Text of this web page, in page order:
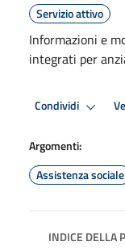
Servizio attivo
Informazioni e
integrati per
Condividi
Argomenti:
Assistenza sociale
INDICE DELLA